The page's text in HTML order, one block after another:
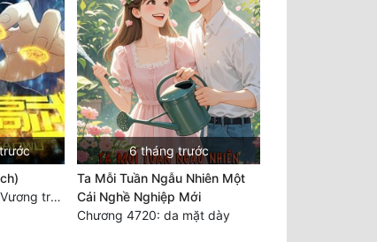
Chương 3560 Nhân Vương trở về - END
6 tháng trước
Ta Mỗi Tuần Ngẫu Nhiên Một
Cái Nghề Nghiệp Mới
Chương 4720: da mặt dày